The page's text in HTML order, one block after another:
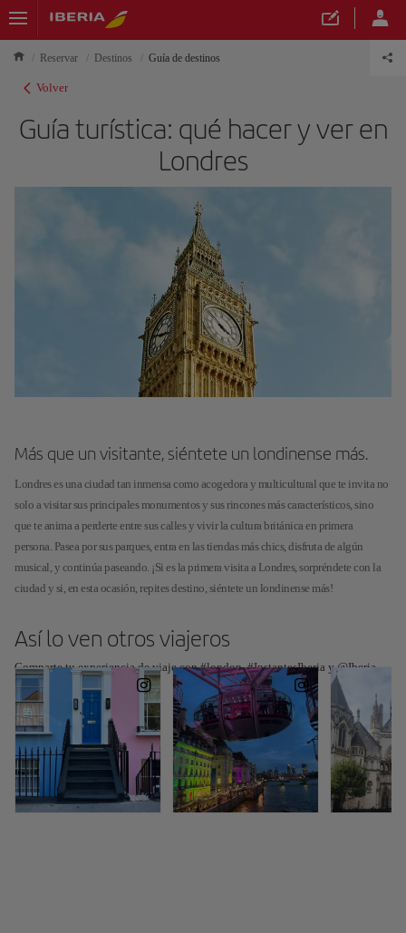
Reservar Destinos Guía de destinos
Volver
Guía turística: qué hacer y ver en
Londres
Más que un visitante, siéntete un londinense más.
Londres es una ciudad tan inmensa como acogedora y multicultural que te invita no
solo a visitar sus principales monumentos y sus rincones más característicos, sino
que te anima a perderte entre sus calles y vivir la cultura británica en primera
persona. Pasea por sus parques, entra en las tiendas más chics, disfruta de algún
musical, y continúa paseando. ¡Si es la primera visita a Londres, sorpréndete con la
ciudad y si, en esta ocasión, repites destino, siéntete un londinense más!
Así lo ven otros viajeros
Comparte tu experiencia de viaje con #london, #InstantesIberia y @Iberia